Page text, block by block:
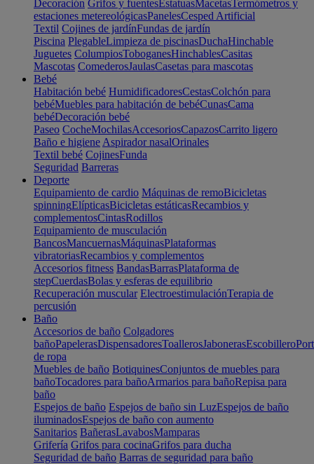
Decoración Grifos y fuentesEstatuasMacetasTermómetros y
estaciones metereológicasPanelesCesped Artificial
Textil Cojines de jardínFundas de jardín
Piscina PlegableLimpieza de piscinasDuchaHinchable
Juguetes ColumpiosToboganesHinchablesCasitas
Mascotas ComederosJaulasCasetas para mascotas
Bebé
Habitación bebé HumidificadoresCestasColchón para
bebéMuebles para habitación de bebéCunasCama
bebéDecoración bebé
Paseo CocheMochilasAccesoriosCapazosCarrito ligero
Baño e higiene Aspirador nasalOrinales
Textil bebé CojinesFunda
Seguridad Barreras
Deporte
Equipamiento de cardio Máquinas de remoBicicletas
spinningElípticasBicicletas estáticasRecambios y
complementosCintasRodillos
Equipamiento de musculación
BancosMancuernasMáquinasPlataformas
vibratoriasRecambios y complementos
Accesorios fitness BandasBarrasPlataforma de
stepCuerdasBolas y esferas de equilibrio
Recuperación muscular ElectroestimulaciónTerapia de
percusión
Baño
Accesorios de baño Colgadores
bañoPapelerasDispensadoresToallerosJabonerasEscobillero
de ropa
Muebles de baño BotiquinesConjuntos de muebles para
bañoTocadores para bañoArmarios para bañoRepisa para
baño
Espejos de baño Espejos de baño sin LuzEspejos de baño
iluminadosEspejos de baño con aumento
Sanitarios BañerasLavabosMamparas
Grifería Grifos para cocinaGrifos para ducha
Seguridad de baño Barras de seguridad para baño